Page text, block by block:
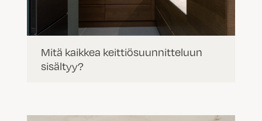
Mitä kaikkea keittiösuunnitteluun
sisältyy?